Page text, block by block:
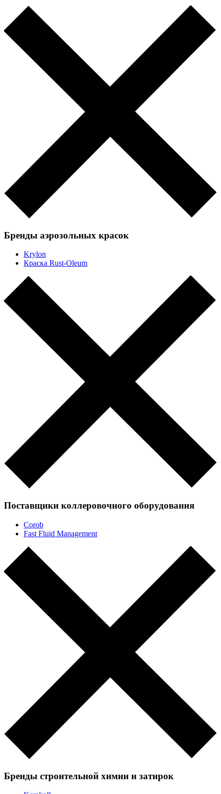
Бренды аэрозольных красок
Krylon
Краска Rust-Oleum
Поставщики коллеровочного оборудования
Corob
Fast Fluid Management
Бренды строительной химии и затирок